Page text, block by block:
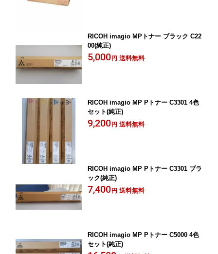
RICOH imagio MPトナー ブラック C22
00(純正)
5,000 円 送料無料
RICOH imagio MP Pトナー C3301 4色
セット(純正)
9,200 円 送料無料
RICOH imagio MP Pトナー C3301 ブラ
ック(純正)
7,400 円 送料無料
RICOH imagio MP Pトナー C5000 4色
セット(純正)